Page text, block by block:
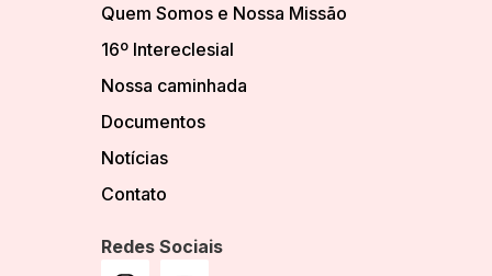
Quem Somos e Nossa Missão
16º Intereclesial
Nossa caminhada
Documentos
Notícias
Contato
Redes Sociais